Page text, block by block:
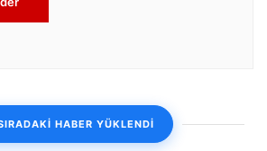
HABER YÜKLENDİ